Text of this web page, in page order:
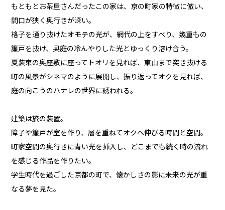
もともとお茶屋さんだったこの家は、京の町家の特徴に倣い、
間口が狭く奥行きが深い。
格子を通り抜けたオモテの光が、網代の上をすべり、幾重もの
簾戸を抜け、奥庭の冷んやりした光とゆっくり溶け合う。
夏装束の奥座敷に座ってトオリを見れば、東山まで突き抜ける
町の風景がシネマのように展開し、振り返ってオクを見れば、
庭の向こうのハナレの世界に誘われる。
建築は旅の装置。
障子や簾戸が室を作り、層を重ねてオクへ伸びる時間と空間。
町家空間の奥行きに青い光を挿入し、どこまでも続く時の流れ
を感じる作品を作りたい。
学生時代を過ごした京都の町で、懐かしさの影に未来の光が重
なる夢を見た。